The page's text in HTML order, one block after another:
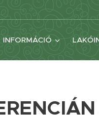
INFORMÁCIÓ